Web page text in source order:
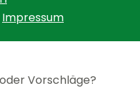
Impressum
Vorschläge?